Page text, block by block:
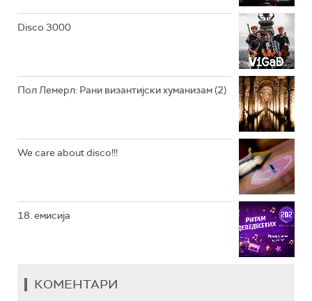
РАДИО ЏЕЗЕР
Disco 3000
Пол Лемерл: Рани византијски хуманизам (2)
We care about disco!!!
18. емисија
КОМЕНТАРИ